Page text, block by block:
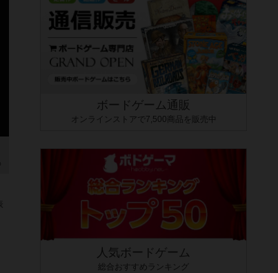
ボードゲーム通販
オンラインストアで7,500商品を販売中
人気ボードゲーム
総合おすすめランキング